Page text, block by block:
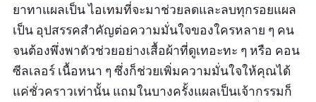
ยาทาแผลเป็น ไอเทมที่จะมาช่วยลดและลบทุกรอยแผล
เป็น อุปสรรคสำคัญต่อความมั่นใจของใครหลาย ๆ คน
จนต้องพึ่งพาตัวช่วยอย่างเสื้อผ้าที่ดูเทอะทะ ๆ หรือ คอน
ซีลเลอร์ เนื้อหนา ๆ ซึ่งก็ช่วยเพิ่มความมั่นใจให้คุณได้
แค่ชั่วคราวเท่านั้น แถมในบางครั้งแผลเป็นเจ้ากรรมก็